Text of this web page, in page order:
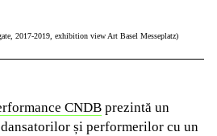
2017-2019, exhibition view Art Basel Messeplatz)
CNDB prezintă un
și performerilor cu un